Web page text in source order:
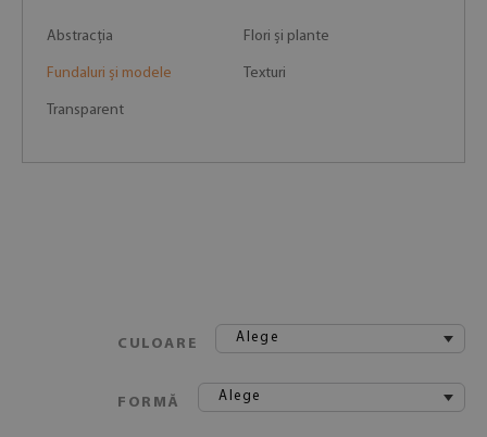
Abstracția Flori și plante
Fundaluri și modele Texturi
Transparent
CULOARE Alege
FORMĂ Alege